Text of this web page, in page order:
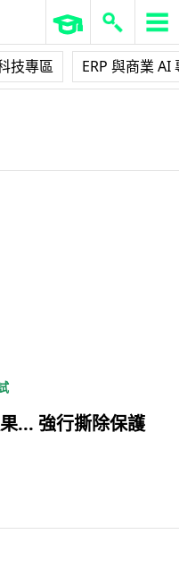
技專區 ERP 與商業 AI
... 強行撕除保護